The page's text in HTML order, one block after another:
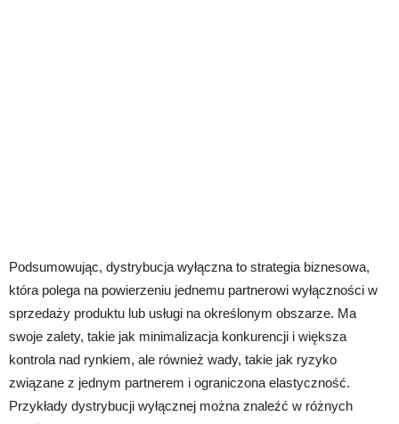
Podsumowując, dystrybucja wyłączna to strategia biznesowa,
która polega na powierzeniu jednemu partnerowi wyłączności w
sprzedaży produktu lub usługi na określonym obszarze. Ma
swoje zalety, takie jak minimalizacja konkurencji i większa
kontrola nad rynkiem, ale również wady, takie jak ryzyko
związane z jednym partnerem i ograniczona elastyczność.
Przykłady dystrybucji wyłącznej można znaleźć w różnych